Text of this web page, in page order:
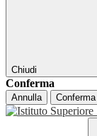
Chiudi
Conferma
Annulla Conferma